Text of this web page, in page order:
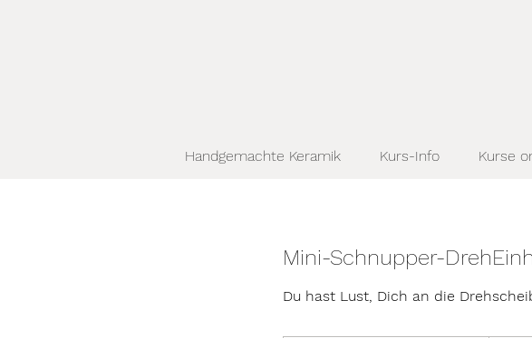
Handgemachte Keramik Kurs-Info Kurse
Mini-Schnupper-
Du hast Lust, Dich an die